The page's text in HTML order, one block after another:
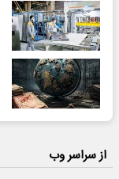
از سراسر وب